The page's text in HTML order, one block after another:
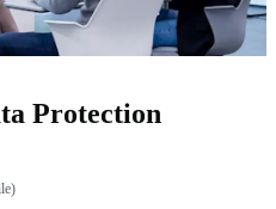
Protection